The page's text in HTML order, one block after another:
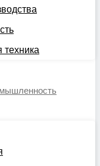
техника